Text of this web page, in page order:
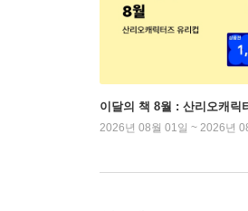
이달의 책 8월 : 산리오캐릭
2026년 08월 01일 ~ 2026년